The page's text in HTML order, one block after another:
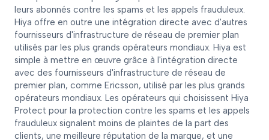
leurs abonnés contre les spams et les appels frauduleux.
Hiya offre en outre une intégration directe avec d'autres
fournisseurs d'infrastructure de réseau de premier plan
utilisés par les plus grands opérateurs mondiaux. Hiya est
simple à mettre en œuvre grâce à l'intégration directe
avec des fournisseurs d'infrastructure de réseau de
premier plan, comme Ericsson, utilisé par les plus grands
opérateurs mondiaux. Les opérateurs qui choisissent Hiya
Protect pour la protection contre les spams et les appels
frauduleux signalent moins de plaintes de la part des
clients, une meilleure réputation de la marque, et une